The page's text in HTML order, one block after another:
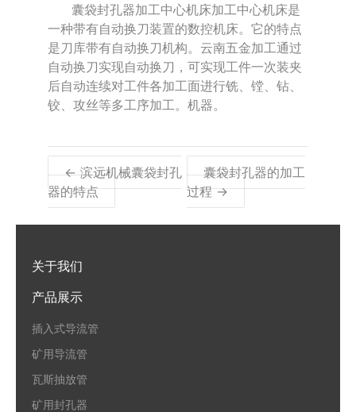
囊袋封孔器加工中心机床加工中心机床是
一种带有自动换刀装置的数控机床。它的特点
是刀库带有自动换刀机构。云南五金加工通过
自动换刀实现自动换刀，可实现工件一次装夹
后自动连续对工件各加工面进行铣、镗、钻、
铰、攻丝等多工序加工。机器。
← 滨远机械囊袋封孔
器的特点
囊袋封孔器的加工
过程 →
关于我们
产品展示
插入式导流管
矿用导流管
瓦斯抽放管
矿用封孔器